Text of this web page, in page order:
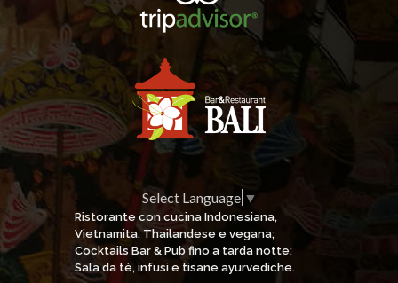
Select Language ▼
Ristorante con cucina Indonesiana,
Vietnamita, Thailandese e vegana;
Cocktails Bar & Pub fino a tarda notte;
Sala da tè, infusi e tisane ayurvediche.